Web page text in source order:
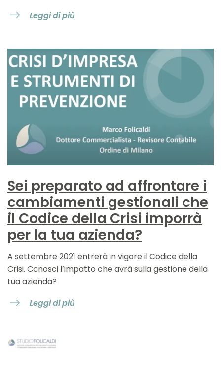
Leggi di più
Sei preparato ad affrontare i
cambiamenti gestionali che
il Codice della Crisi imporrà
per la tua azienda?
A settembre 2021 entrerà in vigore il Codice della
Crisi. Conosci l’impatto che avrà sulla gestione della
tua azienda?
Leggi di più